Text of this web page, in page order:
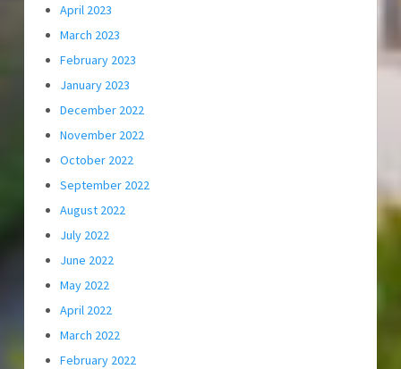
April 2023
March 2023
February 2023
January 2023
December 2022
November 2022
October 2022
September 2022
August 2022
July 2022
June 2022
May 2022
April 2022
March 2022
February 2022